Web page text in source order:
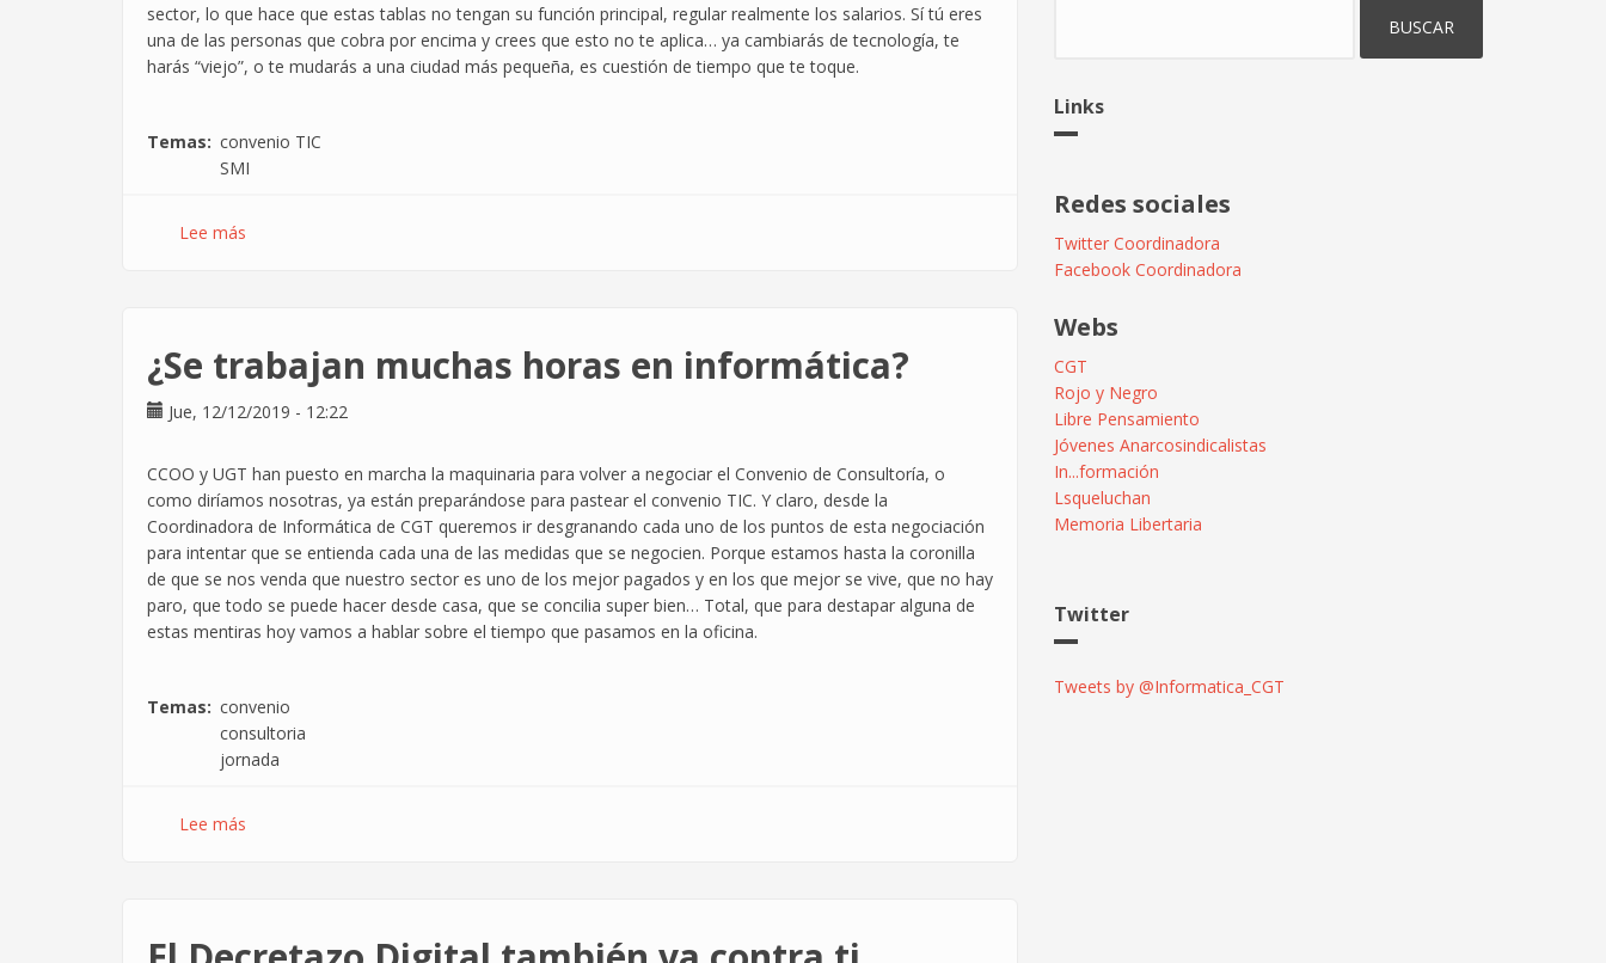
sector, lo que hace que estas tablas no tengan su función principal, regular realmente los salarios. Sí tú eres
una de las personas que cobra por encima y crees que esto no te aplica… ya cambiarás de tecnología, te
harás “viejo”, o te mudarás a una ciudad más pequeña, es cuestión de tiempo que te toque.
Temas
convenio TIC
SMI
Lee más
informática?
¿Se trabajan muchas horas en informática?
Jue, 12/12/2019 - 12:22
CCOO y UGT han puesto en marcha la maquinaria para volver a negociar el Convenio de Consultoría, o
como diríamos nosotras, ya están preparándose para pastear el convenio TIC. Y claro, desde la
Coordinadora de Informática de CGT queremos ir desgranando cada uno de los puntos de esta negociación
para intentar que se entienda cada una de las medidas que se negocien. Porque estamos hasta la coronilla
de que se nos venda que nuestro sector es uno de los mejor pagados y en los que mejor se vive, que no hay
paro, que todo se puede hacer desde casa, que se concilia super bien… Total, que para destapar alguna de
estas mentiras hoy vamos a hablar sobre el tiempo que pasamos en la oficina.
Temas
convenio
consultoria
jornada
Lee más
en
Links
Redes sociales
Twitter Coordinadora
Facebook Coordinadora
Webs
CGT
Rojo y Negro
Libre Pensamiento
Jóvenes Anarcosindicalistas
In...formación
Lsqueluchan
Memoria Libertaria
Twitter
Tweets by @Informatica_CGT